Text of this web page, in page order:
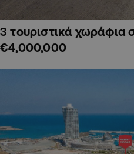
3 τουριστικά χωράφια
€4,000,000